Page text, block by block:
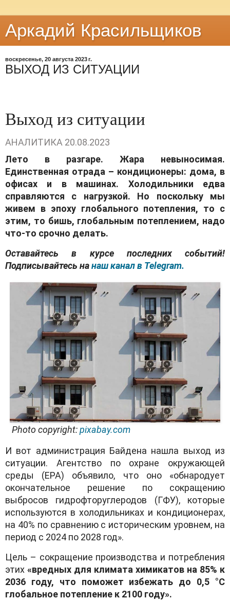
Аркадий Красильщиков
воскресенье, 20 августа 2023 г.
ВЫХОД ИЗ СИТУАЦИИ
Выход из ситуации
АНАЛИТИКА 20.08.2023
Лето в разгаре. Жара невыносимая.
Единственная отрада – кондиционеры: дома, в
офисах и в машинах. Холодильники едва
справляются с нагрузкой. Но поскольку мы
живем в эпоху глобального потепления, то с
этим, то бишь, глобальным потеплением, надо
что-то срочно делать.
Оставайтесь в курсе последних событий!
Подписывайтесь нанаш канал в Telegram.
Photo copyright:pixabay.com
И вот администрация Байдена нашла выход из
ситуации. Агентство по охране окружающей
среды (EPA) объявило, что оно «обнародует
окончательное решение по сокращению
выбросов гидрофторуглеродов (ГФУ), которые
используются в холодильниках и кондиционерах,
на 40% по сравнению с историческим уровнем, на
период с 2024 по 2028 год».
Цель – сокращение производства и потребления
этих «вредных для климата химикатов на 85% к
2036 году, что поможет избежать до 0,5 °C
глобальное потепление к 2100 году».